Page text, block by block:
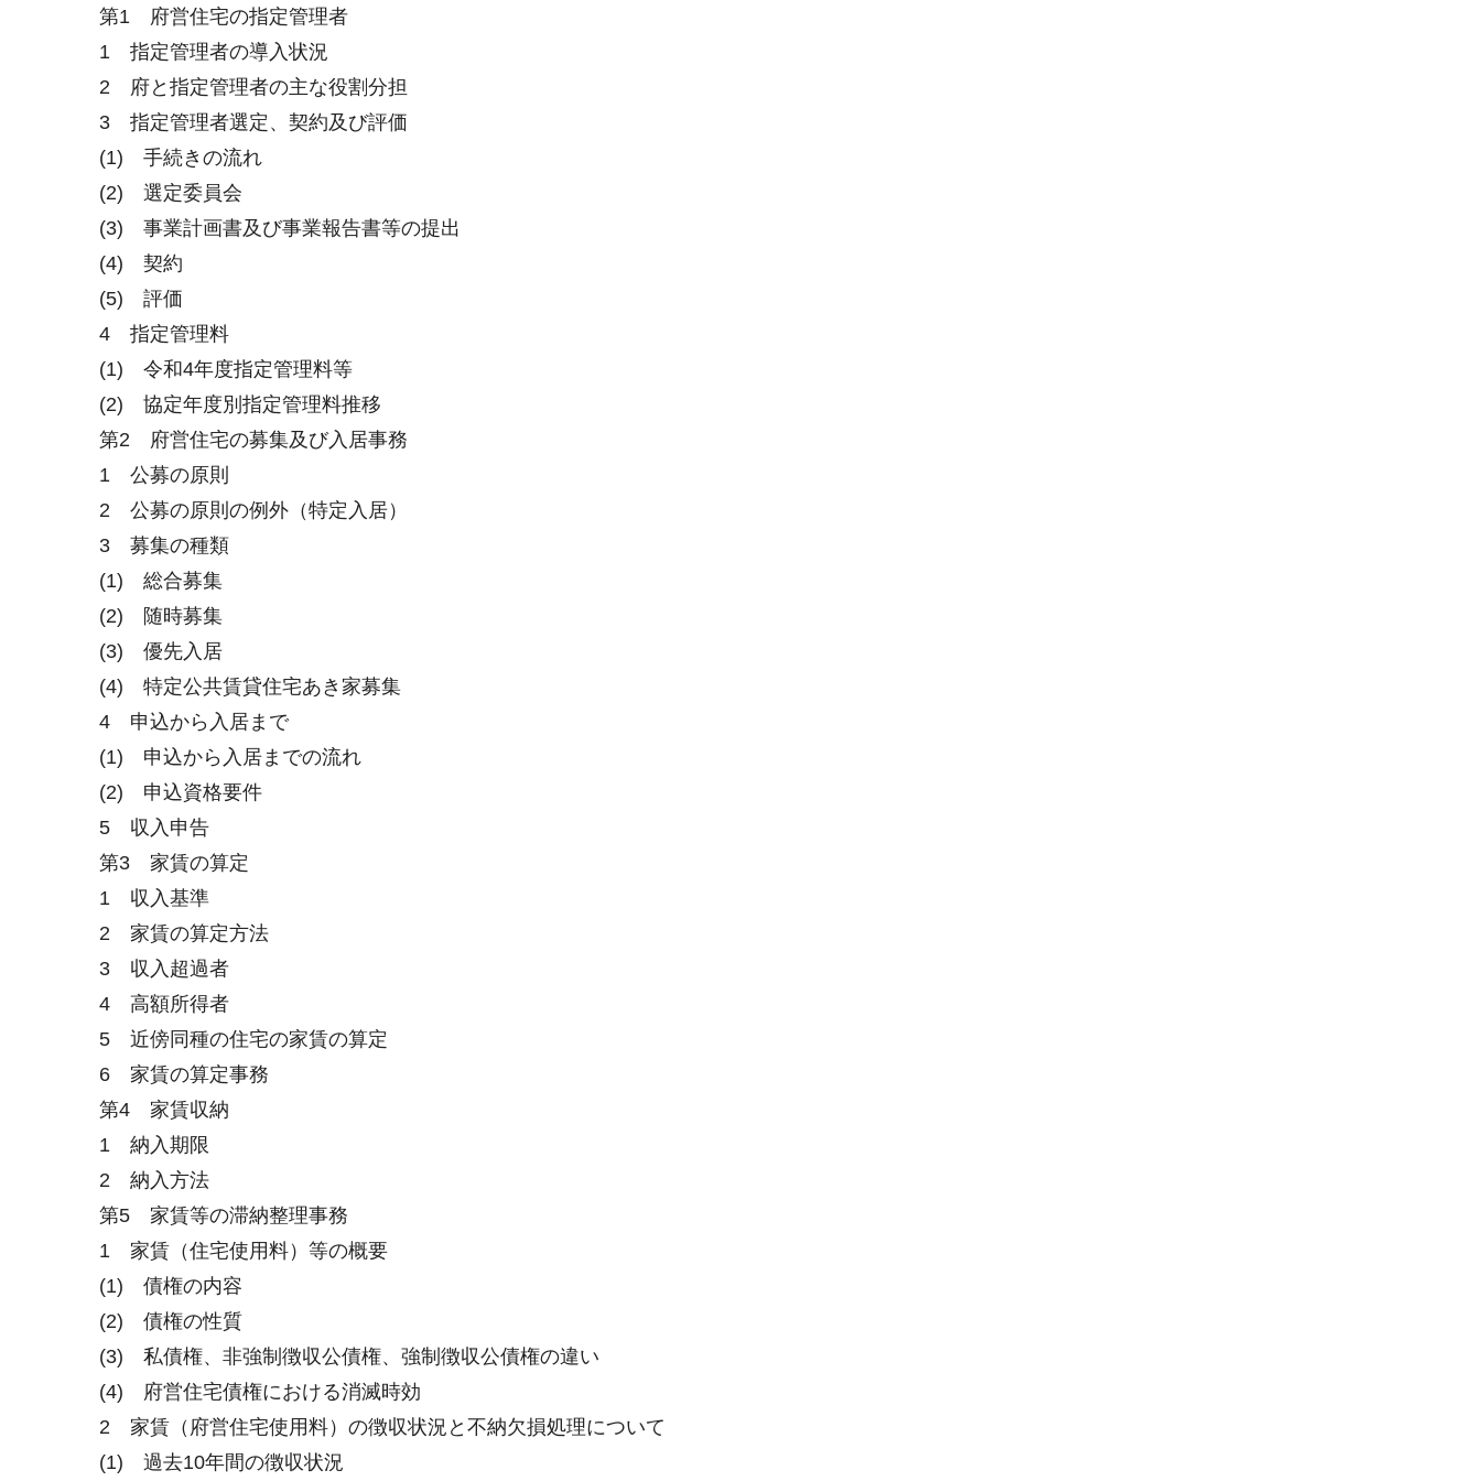
第1 府営住宅の指定管理者
1 指定管理者の導入状況
2 府と指定管理者の主な役割分担
3 指定管理者選定、契約及び評価
(1) 手続きの流れ
(2) 選定委員会
(3) 事業計画書及び事業報告書等の提出
(4) 契約
(5) 評価
4 指定管理料
(1) 令和4年度指定管理料等
(2) 協定年度別指定管理料推移
第2 府営住宅の募集及び入居事務
1 公募の原則
2 公募の原則の例外（特定入居）
3 募集の種類
(1) 総合募集
(2) 随時募集
(3) 優先入居
(4) 特定公共賃貸住宅あき家募集
4 申込から入居まで
(1) 申込から入居までの流れ
(2) 申込資格要件
5 収入申告
第3 家賃の算定
1 収入基準
2 家賃の算定方法
3 収入超過者
4 高額所得者
5 近傍同種の住宅の家賃の算定
6 家賃の算定事務
第4 家賃収納
1 納入期限
2 納入方法
第5 家賃等の滞納整理事務
1 家賃（住宅使用料）等の概要
(1) 債権の内容
(2) 債権の性質
(3) 私債権、非強制徴収公債権、強制徴収公債権の違い
(4) 府営住宅債権における消滅時効
2 家賃（府営住宅使用料）の徴収状況と不納欠損処理について
(1) 過去10年間の徴収状況